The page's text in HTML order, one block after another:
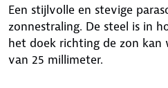
Een stijlvolle en stevige
zonnestraling. De steel is in
het doek richting de zon kan
van 25 millimeter.